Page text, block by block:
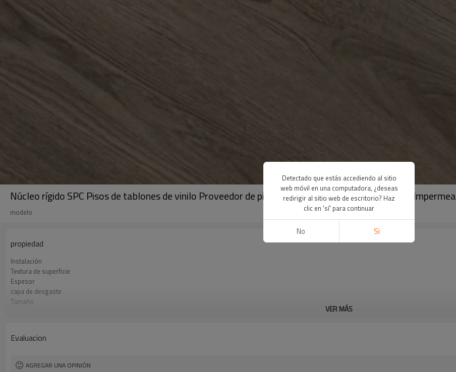
Núcleo rígido SPC Pisos de tablones de vinilo Proveedor de pisos de PVC comercial impermeable
modelo
propiedad
Instalación
Textura de superficie
Espesor
capa de desgaste
Tamaño
VER MÁS
Evaluacion
AGREGAR UNA OPINIÓN
Detectado que estás accediendo al sitio
web móvil en una computadora, ¿deseas
redirigir al sitio web de escritorio? Haz
clic en 'sí' para continuar
No Si